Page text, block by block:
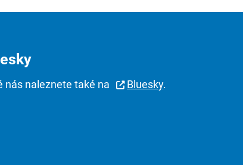
nás naleznete také na Bluesky.